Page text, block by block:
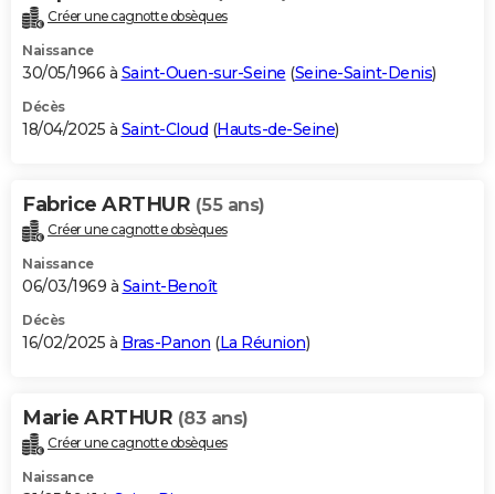
Créer une cagnotte obsèques
Naissance
30/05/1966 à Saint-Ouen-sur-Seine (Seine-Saint-Denis)
Décès
18/04/2025 à Saint-Cloud (Hauts-de-Seine)
Fabrice ARTHUR (55 ans)
Créer une cagnotte obsèques
Naissance
06/03/1969 à Saint-Benoît
Décès
16/02/2025 à Bras-Panon (La Réunion)
Marie ARTHUR (83 ans)
Créer une cagnotte obsèques
Naissance